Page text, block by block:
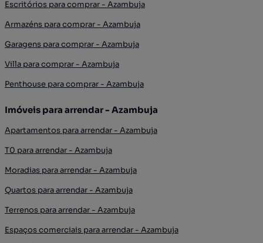
Escritórios para comprar - Azambuja
Armazéns para comprar - Azambuja
Garagens para comprar - Azambuja
Villa para comprar - Azambuja
Penthouse para comprar - Azambuja
Imóveis para arrendar - Azambuja
Apartamentos para arrendar - Azambuja
T0 para arrendar - Azambuja
Moradias para arrendar - Azambuja
Quartos para arrendar - Azambuja
Terrenos para arrendar - Azambuja
Espaços comerciais para arrendar - Azambuja